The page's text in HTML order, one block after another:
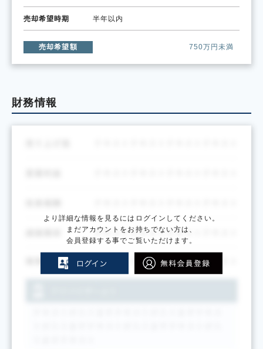
売却希望時期 半年以内
売却希望額 750万円未満
財務情報
より詳細な情報を見るにはログインしてください。
まだアカウントをお持ちでない方は、
会員登録する事でご覧いただけます。